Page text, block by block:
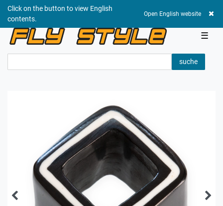
Click on the button to view English
contents.
Open English website
☰
suche